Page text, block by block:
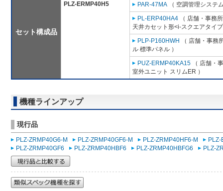
セット構成品
PLZ-ERMP40H5
PAR-47MA （ 空調管理システ
PL-ERP40HA4 （ 店舗・事務
天井カセット形<i-スクエアタイ
PLP-P160HWH
（ 店舗・事務
ル 標準パネル ）
PUZ-ERMP40KA15 （ 店舗・
室外ユニット スリムER ）
機種ラインアップ
現行品
PLZ-ZRMP40G6-M PLZ-ZRMP40GF6-M PLZ-ZRMP40HF6-M
PLZ-ZRMP40GF6
PLZ-ZRMP40HBF6 PLZ-ZRMP40HBFG6 PLZ-